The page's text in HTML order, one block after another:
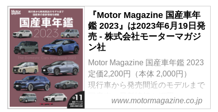
2022年12月23日、スズキは2023
年1月13日〜15日に幕張メッセで
開催される「東京オートサロン
2023」の出品概要を発表した。
『Motor Magazine 国産車年
鑑 2023』は2023年6月19日発
売 - 株式会社モーターマガジ
ン社
Motor Magazine 国産車年鑑 2023
定価2,200円（本体 2,000円）
現行車から発売間近のモデルまで
国産車の最新情報を網羅
全11国産ブランドの全乗用モデル
www.motormagazine.co.jp